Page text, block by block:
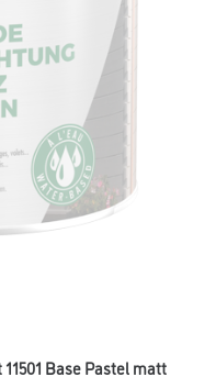
Base Pastel matt